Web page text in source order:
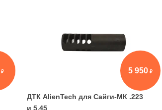
5 950
ДТК AlienTech для Сайги-МК .223
и 5,45